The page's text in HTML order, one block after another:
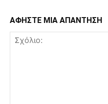
ΑΦΗΣΤΕ ΜΙΑ ΑΠΑΝΤΗΣΗ